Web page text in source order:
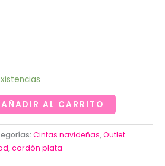
AÑADIR AL CARRITO
Cintas navideñas,Outlet
,cordón plata